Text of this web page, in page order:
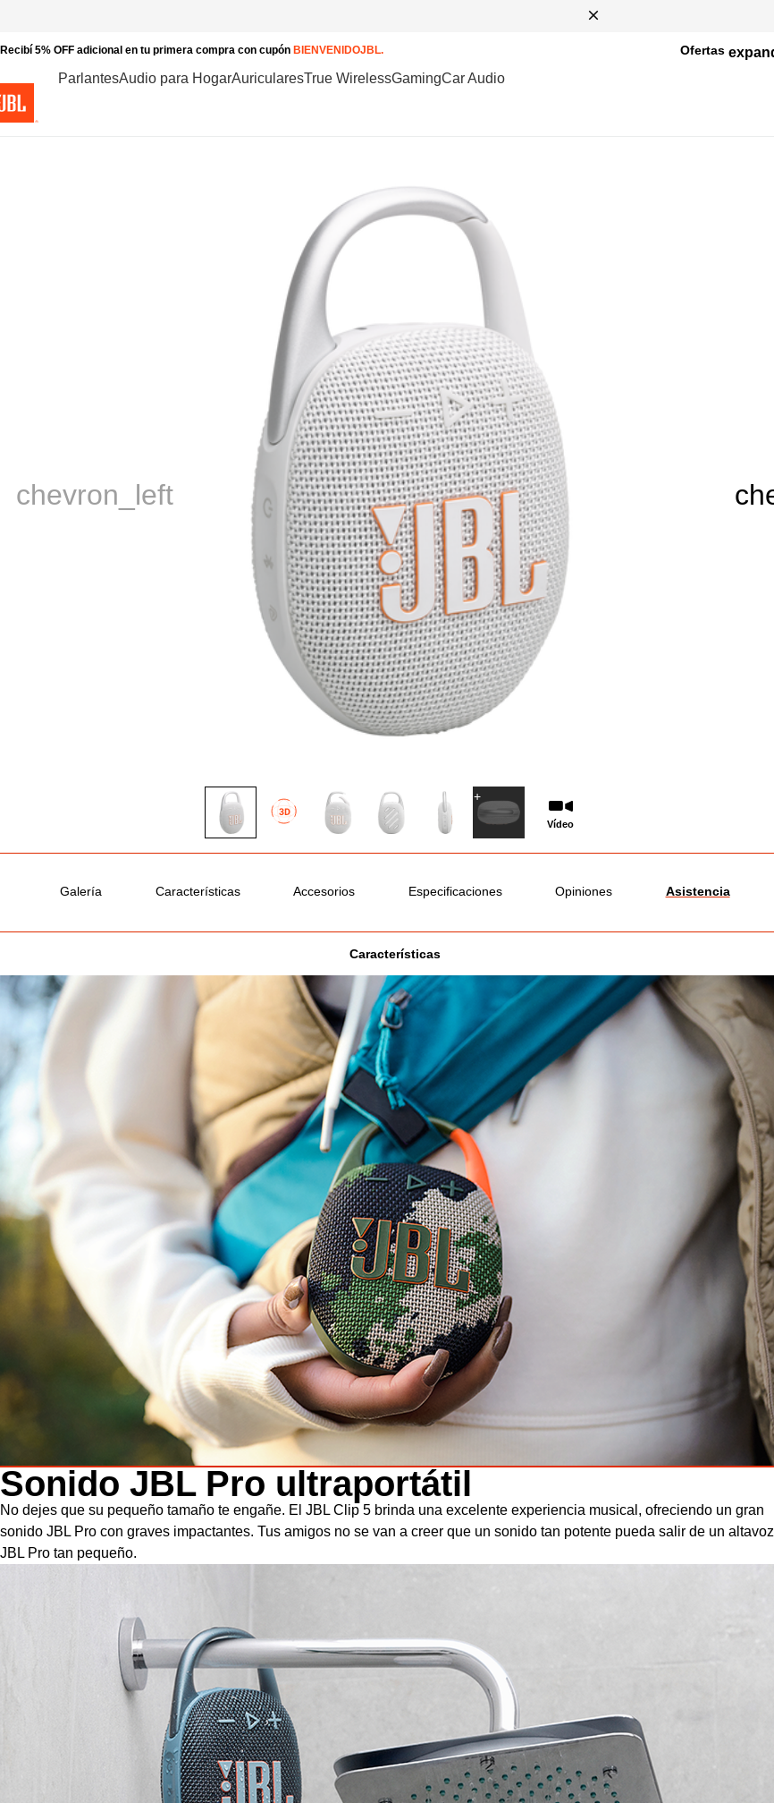
Recibí 5% OFF adicional en tu primera compra con cupón BIENVENIDOJBL. Ofertas
ParlantesAudio para HogarAuricularesTrue WirelessGamingCar Audio
Vídeo
Galería Características Accesorios Especificaciones Opiniones Asistencia
Características
Sonido JBL Pro ultraportátil
No dejes que su pequeño tamaño te engañe. El JBL Clip 5 brinda una excelente experiencia musical, ofreciendo un gran
sonido JBL Pro con graves impactantes. Tus amigos no se van a creer que un sonido tan potente pueda salir de un altavoz
JBL Pro tan pequeño.